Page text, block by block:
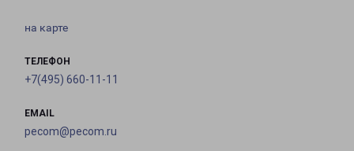
на карте
ТЕЛЕФОН
+7(495) 660-11-11
EMAIL
pecom@pecom.ru